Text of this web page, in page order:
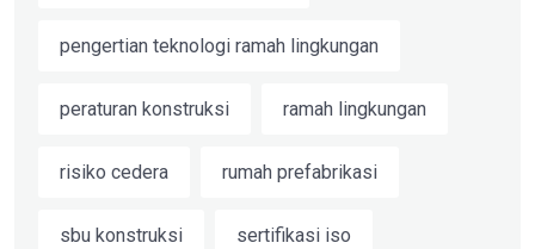
pengertian teknologi ramah lingkungan
peraturan konstruksi ramah lingkungan
risiko cedera rumah prefabrikasi
sbu konstruksi sertifikasi iso